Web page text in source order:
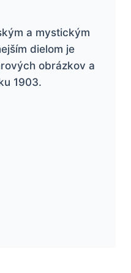
a mystickým
dielom je
obrázkov a
1903.